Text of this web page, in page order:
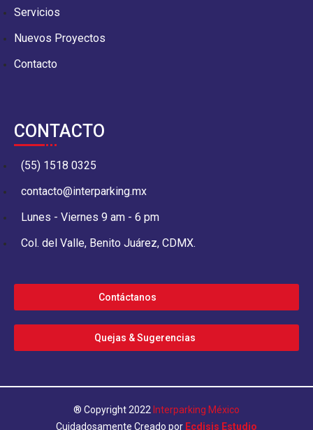
Servicios
Nuevos Proyectos
Contacto
CONTACTO
(55) 1518 0325
contacto@interparking.mx
Lunes - Viernes 9 am - 6 pm
Col. del Valle, Benito Juárez, CDMX.
Contáctanos
Quejas & Sugerencias
® Copyright 2022 Interparking México
Cuidadosamente Creado por Ecdisis Estudio